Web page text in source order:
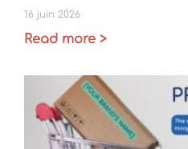
16 juin 2026
Read more >